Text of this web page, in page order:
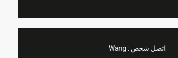
اتصل شخص : Wang